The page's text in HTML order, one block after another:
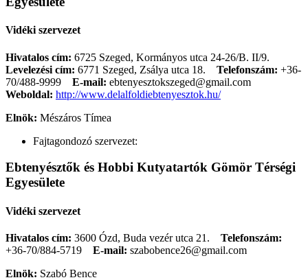
Vidéki szervezet
Hivatalos cím: 6725 Szeged, Kormányos utca 24-26/B. II/9.
Levelezési cím: 6771 Szeged, Zsálya utca 18. Telefonszám: +36-
70/488-9999
E-mail: ebtenyesztokszeged@gmail.com
Weboldal: http://www.delalfoldiebtenyesztok.hu/
Elnök: Mészáros Tímea
Fajtagondozó szervezet:
Ebtenyésztők és Hobbi Kutyatartók Gömör Térségi
Egyesülete
Vidéki szervezet
Hivatalos cím: 3600 Ózd, Buda vezér utca 21. Telefonszám:
+36-70/884-5719
E-mail: szabobence26@gmail.com
Elnök: Szabó Bence